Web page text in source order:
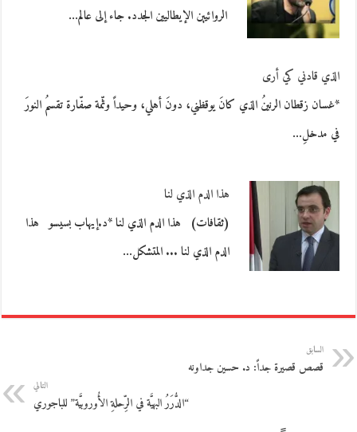
الروائيين الإيطاليين الجدد. جاء إلى عالم…
الذي قادني كي أرى
*غسان زقطان الرنينُ الذي كانَ يوقظني، دونَ أهلي، وحيداً وثّمة صفّارة تقسمُ النورَ
في مدخلِ…
هذا الدم الذي لنا
(ثقافات) هذا الدم الذي لنا *د.إيهاب بسيسو هذا
الدم الذي لنا ... المتشكل…
السابق
قصص قصيرة جداً: د. حسين جداونه
التالي
“الدُّرَرُ البهيَّة في الرِّحلةِ الأُوروبيَّة” للباجوري